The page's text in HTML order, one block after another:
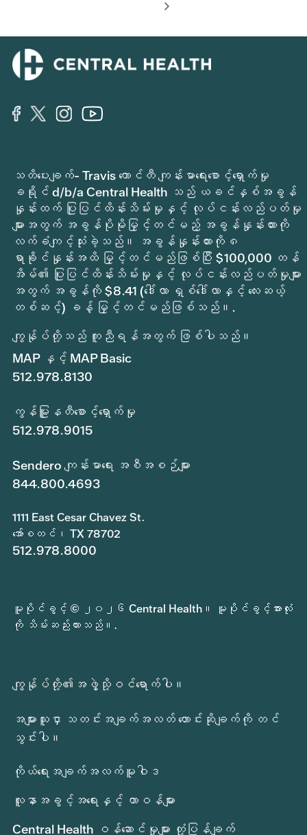
သတိပေးချက်- Travis ကောင်တီ ကျန်းမာရေးစောင့်ရှောက်မှု
ခရိုင် d/b/a Central Health သည် ယခင်နှစ်အခွန်
နှုန်းထက် ပြုပြင်ထိန်းသိမ်းမှုနှင့် လုပ်ငန်းလည်ပတ်မှု
များအတွက် အခွန်ပိုမိုမြှင့်တင်မည့် အခွန်နှုန်းထားကို
လက်ခံကျင့်သုံးခဲ့သည်။ အခွန်နှုန်းထားကို ၈
ရာခိုင်နှုန်းအထိ မြှင့်တင်မည်ဖြစ်ပြီး $100,000 တန်
အိမ်၏ ပြုပြင်ထိန်းသိမ်းမှုနှင့် လုပ်ငန်းလည်ပတ်မှုများ
အတွက် အခွန်ကို $8.41 (ဒေါ်လာ ရှစ်ဒေါ်လာနှင့် လေးဆယ့်
တစ်ဆင့်) ခန့် မြှင့်တင်မည်ဖြစ်သည်။.
ကျွန်ုပ်တို့သည် ကူညီရန်အတွက် ဖြစ်ပါသည်။
MAP နှင့် MAP Basic
512.978.8130
ကွန်မြူနတီစောင့်ရှောက်မှု
512.978.9015
Sendero ကျန်းမာရေး အစီအစဉ်များ
844.800.4693
1111 East Cesar Chavez St.
အော်စတင်၊ TX 78702
512.978.8000
မူပိုင်ခွင့် © ၂၀၂၆ Central Health။ မူပိုင်ခွင့်အားလုံး
ကို သိမ်းဆည်းထားသည်။.
ကျွန်ုပ်တို့၏အဖွဲ့သို့ဝင်ရောက်ပါ။
အများသူငှာ သတင်းအချက်အလတ် တောင်းဆိုချက်ကို တင်
သွင်းပါ။
ကိုယ်ရေးအချက်အလက်မူဝါဒ
လူနာအခွင့်အရေးနှင့် တာဝန်များ
Central Health ဝန်ဆောင်မှုများ တုံ့ပြန်ချက်